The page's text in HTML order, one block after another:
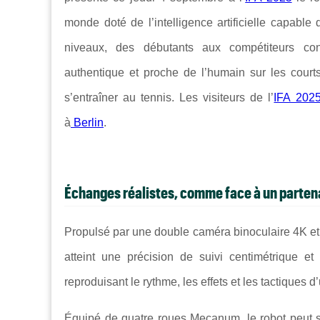
monde doté de l’intelligence artificielle
niveaux, des débutants aux compétiteurs
authentique et proche de l’humain sur les
s’entraîner au tennis. Les visiteurs de l’ IFA
à Berlin.
Échanges réalistes, comme face à un
Propulsé par une double caméra binoculaire 4K
atteint une précision de suivi centimétrique
reproduisant le rythme, les effets et les tactiques